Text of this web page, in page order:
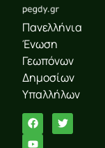
Πανελλήνια
Ένωση
Γεωπόνων
Δημοσίων
Υπαλλήλων